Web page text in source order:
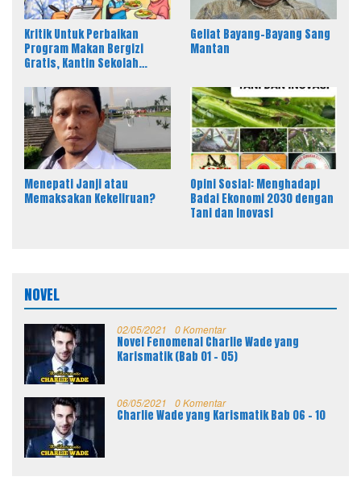
Kritik Untuk Perbaikan
Program Makan Bergizi
Gratis, Kantin Sekolah
Geliat Bayang-Bayang Sang
Mantan
Menepati Janji atau
Memaksakan Kekeliruan?
Opini Sosial: Menghadapi
Badai Ekonomi 2030 dengan
Tani dan Inovasi
NOVEL
02/05/2021 0 Komentar
Novel Fenomenal Charlie Wade yang
Karismatik (Bab 01 – 05)
06/05/2021 0 Komentar
Charlie Wade yang Karismatik Bab 06 – 10